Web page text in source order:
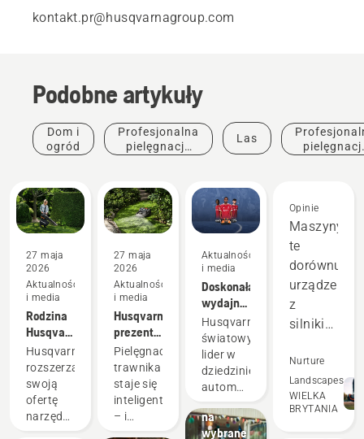
kontakt.pr@husqvarnagroup.com
Podobne artykuły
Dom i
ogród
Profesjonalna
pielęgnacja
Las
27 maja
2026
Aktualności
i media
Rodzina
Husqvarna
Aspire™
powiększa
się o
trzech
nowych
Husqvarna
rozszerza
swoją
ofertę
narzędzi
27 maja
2026
Aktualności
i media
Husqvarna
prezentuje
dwa
roboty
koszące
z
technologią
Pielęgnacja
trawnika
staje się
inteligentniejsza
– i
Promocje
Aktualności
i media
Doskonała
wydajność,
która
przekłada
się na
wynik
Husqvarna,
światowy
lider w
dziedzinie
automatycznego
z
radością
Promocje
na
wybrane
Opinie
Maszyny
te
dorównują
z
silnikiem
a nawet
je w
Nurture
Landscapes
WIELKA
BRYTANIA